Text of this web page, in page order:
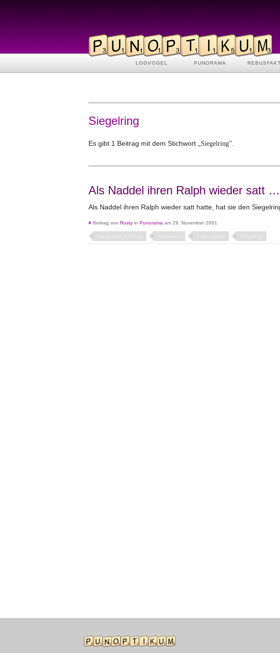
LOGVOGEL PUNORAMA
Siegelring
Es gibt 1 Beitrag mit dem Stichwort „Siegelring”
Als Naddel ihren Ralph wieder satt …
Als Naddel ihren Ralph wieder satt hatte, hat sie den
# Beitrag von Rusty in Punorama am 29. November 2001